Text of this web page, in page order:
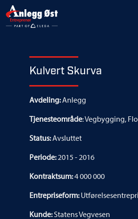
Kulvert Skurva
Avdeling:Anlegg
Tjenesteområde: Vegbygging,
Status:Avsluttet
Periode:2015 - 2016
Kontraktsum:4 000 000
Entrepriseform:
Kunde:Statens Vegvesen